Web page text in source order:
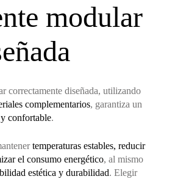
modular
correctamente diseñada, utilizando
complementarios, garantiza un
confortable.
temperaturas estables, reducir
el consumo energético, al mismo
estética y durabilidad. Elegir